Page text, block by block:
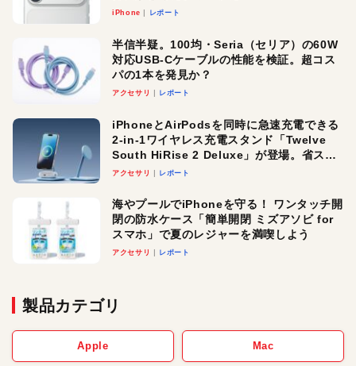
iPhone レポート
半信半疑。100均・Seria（セリア）の60W
対応USB-Cケーブルの性能を検証。超コス
パの1本を発見か？
アクセサリ レポート
iPhoneとAirPodsを同時に急速充電できる
2-in-1ワイヤレス充電スタンド「Twelve
South HiRise 2 Deluxe」が登場。省スペ
ースでおしゃれに充電したい人にオスス
アクセサリ レポート
海やプールでiPhoneを守る！ ワンタッチ開
閉の防水ケース「簡単開閉 ミズアソビ for
スマホ」で夏のレジャーを満喫しよう
アクセサリ レポート
製品カテゴリ
Apple Mac